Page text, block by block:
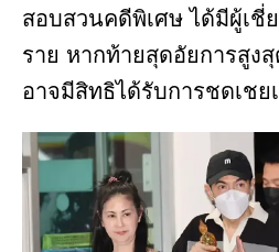
สอบสวนคดีพิเศษ ได้มีผู้เชี่
ราย หากท้ายสุดอัยการสูง
อาจมีสิทธิได้รับการชดเชย